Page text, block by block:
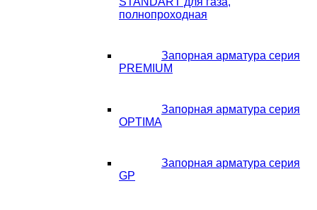
полнопроходная
Запорная арматура серия
PREMIUM
Запорная арматура серия
OPTIMA
Запорная арматура серия
GP